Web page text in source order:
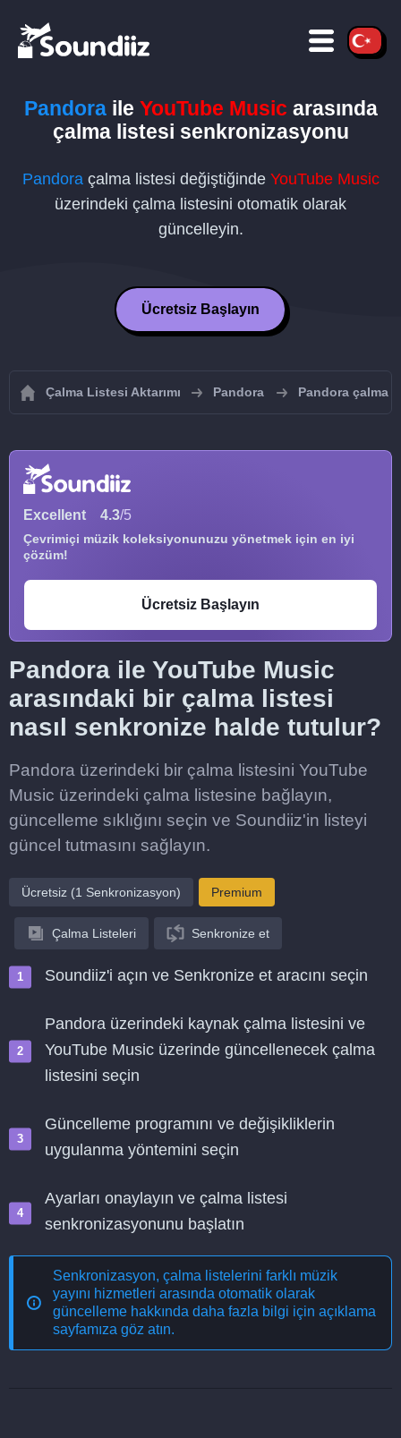
Pandoraile YouTube Music arasında
çalma listesi senkronizasyonu
Pandoraçalma listesi değiştiğinde YouTube Music
üzerindeki çalma listesini otomatik olarak
güncelleyin.
Ücretsiz Başlayın
Çalma Listesi Aktarımı Pandora Pandora çalma
Excellent 4.3/5
Çevrimiçi müzik koleksiyonunuzu yönetmek için en iyi
çözüm!
Ücretsiz Başlayın
Pandora ile YouTube Music
arasındaki bir çalma listesi
nasıl senkronize halde tutulur?
Pandora üzerindeki bir çalma listesini YouTube
Music üzerindeki çalma listesine bağlayın,
güncelleme sıklığını seçin ve Soundiiz'in listeyi
güncel tutmasını sağlayın.
Ücretsiz (1 Senkronizasyon) Premium
Çalma Listeleri Senkronize et
Soundiiz'i açın ve Senkronize et aracını seçin
Pandora üzerindeki kaynak çalma listesini ve
YouTube Music üzerinde güncellenecek çalma
listesini seçin
Güncelleme programını ve değişikliklerin
uygulanma yöntemini seçin
Ayarları onaylayın ve çalma listesi
senkronizasyonunu başlatın
Senkronizasyon, çalma listelerini farklı müzik
yayını hizmetleri arasında otomatik olarak
güncelleme hakkında daha fazla bilgi için açıklama
sayfamıza göz atın.